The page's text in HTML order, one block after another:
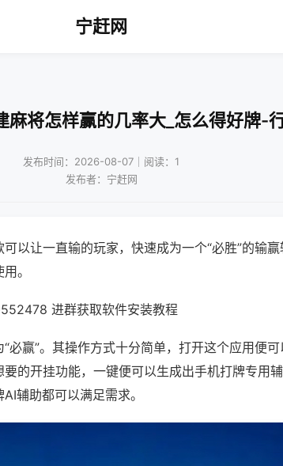
宁赶网
麻将怎样赢的几率大_怎么得好牌-
发布时间：2026-08-07｜阅读：1
发布者：宁赶网
以让一直输的玩家，快速成为一个“必胜”的输
。
进群获取软件安装教程
必赢”。其操作方式十分简单，打开这个应用便
的开挂功能，一键便可以生成出手机打牌专用
辅助都可以满足需求。